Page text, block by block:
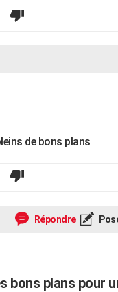
de bons plans
Répondre
bons plans pour